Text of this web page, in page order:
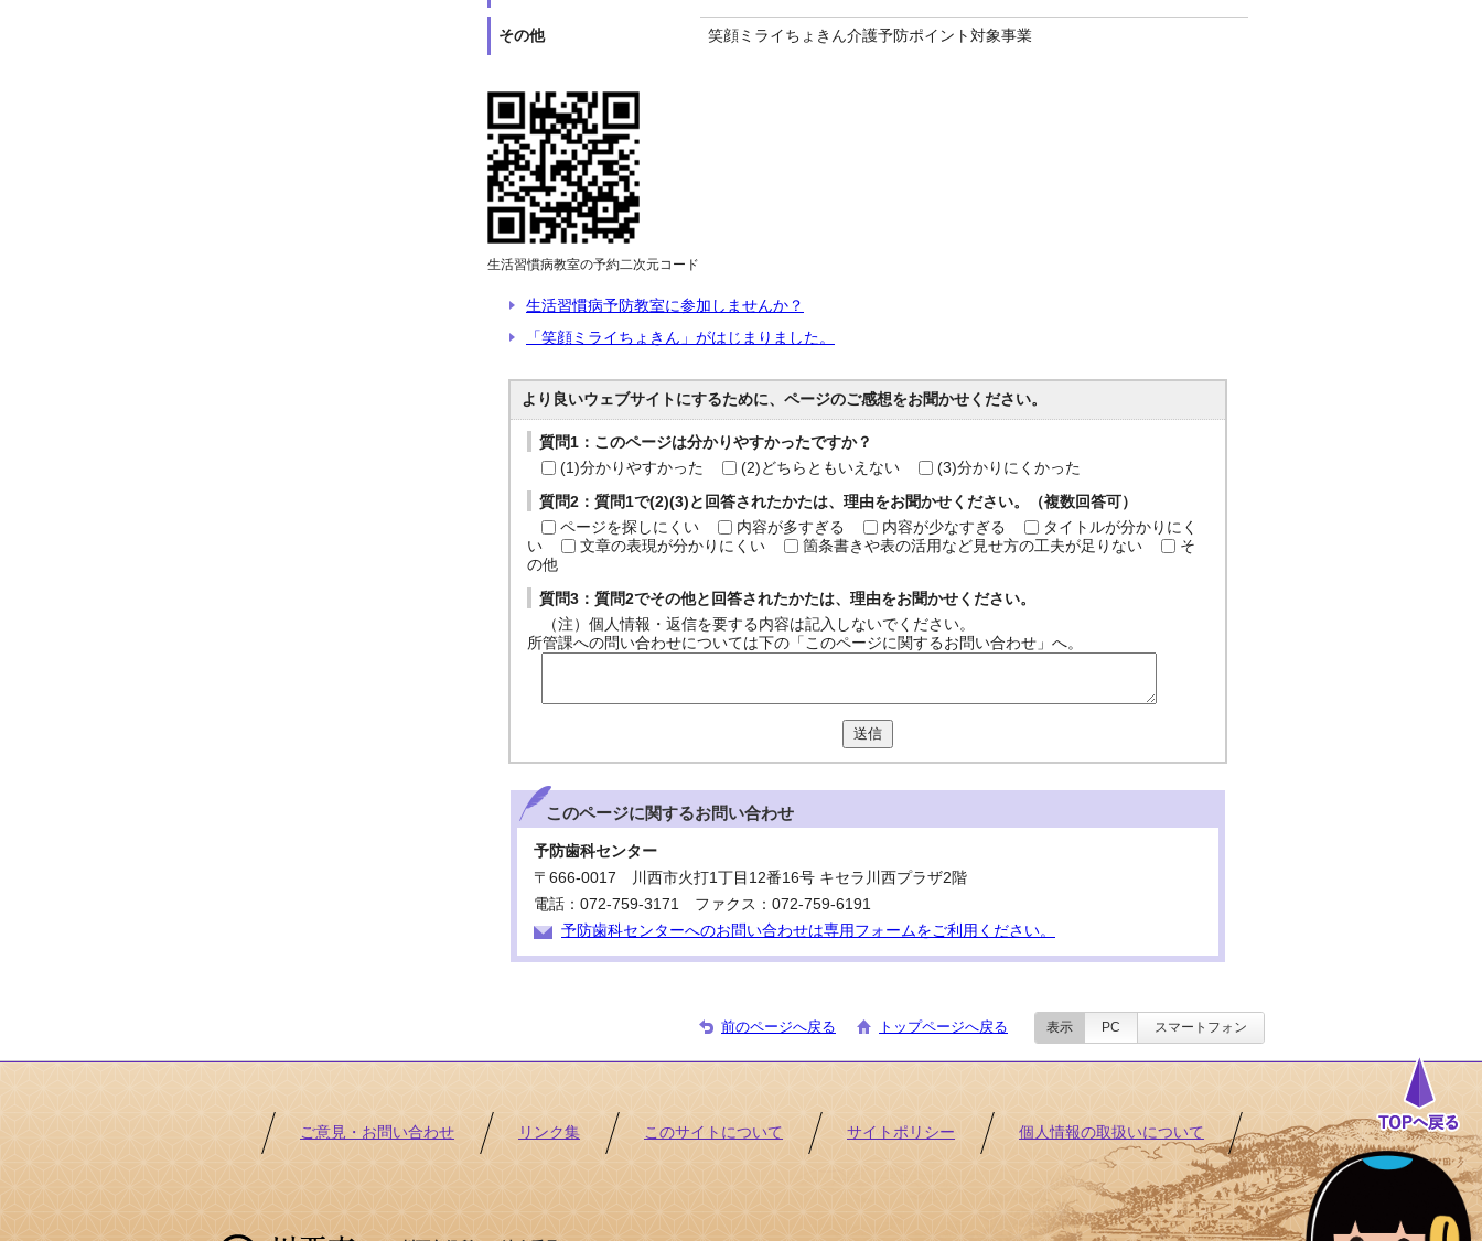
その他 笑顔ミライちょきん介護予防ポイント対象事業
生活習慣病教室の予約二次元コード
生活習慣病予防教室に参加しませんか？
「笑顔ミライちょきん」がはじまりました。
より良いウェブサイトにするために、ページのご感想をお聞かせください。
質問1：このページは分かりやすかったですか？
(1)分かりやすかった
(2)どちらともいえない (3)分かりにくかった
質問2：質問1で(2)(3)と回答されたかたは、理由をお聞かせください。（複数回答可）
ページを探しにくい
内容が多すぎる 内容が少なすぎる
タイトルが分かりにく
い
文章の表現が分かりにくい 箇条書きや表の活用など見せ方の工夫が足りない
そ
の他
質問3：質問2でその他と回答されたかたは、理由をお聞かせください。
（注）個人情報・返信を要する内容は記入しないでください。
所管課への問い合わせについては下の「このページに関するお問い合わせ」へ。
送信
このページに関するお問い合わせ
予防歯科センター
〒666-0017 川西市火打1丁目12番16号 キセラ川西プラザ2階
電話：072-759-3171 ファクス：072-759-6191
予防歯科センターへのお問い合わせは専用フォームをご利用ください。
前のページへ戻る トップページへ戻る 表示 PC スマートフォン
ご意見・お問い合わせ リンク集 このサイトについて サイトポリシー 個人情報の取扱いについて